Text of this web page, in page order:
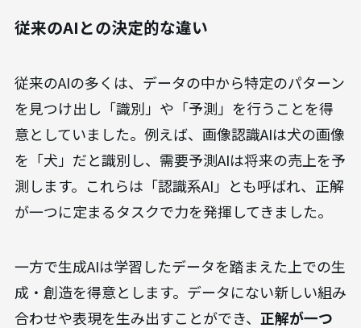
従来のAIとの決定的な違い
従来のAIの多くは、データの中から特定のパターン
を見つけ出し「識別」や「予測」を行うことを得
意としていました。例えば、画像認識AIは犬の画像
を「犬」だと識別し、需要予測AIは将来の売上を予
測します。これらは「認識系AI」とも呼ばれ、正解
が一つに定まるタスクで力を発揮してきました。
一方で生成AIは学習したデータを踏まえた上での生
成・創造を得意とします。データにない新しい組み
合わせや表現を生み出すことができ、 正解が一つ